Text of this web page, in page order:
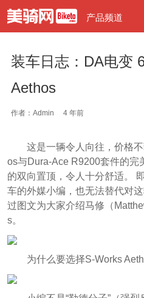
产品频道
装车日志：DA电变
Aethos
作者：Admin 4 年前
这是一辆令人向往，价格
os与Dura-Ace R9200套件的完
的双向置顶，令人十分舒适。
车的外媒小编，也无法替代对
过图文为大家介绍马修（
s。
为什么要选择S-Works